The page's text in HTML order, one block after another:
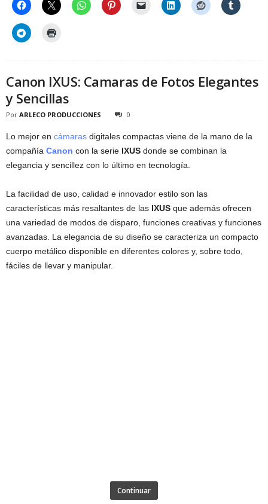
Canon IXUS: Camaras de Fotos Elegantes
y Sencillas
Por ARLECO PRODUCCIONES 0
Lo mejor en cámaras digitales compactas viene de la mano de la
compañía Canon con la serie IXUS donde se combinan la
elegancia y sencillez con lo último en tecnología.
La facilidad de uso, calidad e innovador estilo son las
características más resaltantes de las IXUS que además ofrecen
una variedad de modos de disparo, funciones creativas y funciones
avanzadas. La elegancia de su diseño se caracteriza un compacto
cuerpo metálico disponible en diferentes colores y, sobre todo,
fáciles de llevar y manipular.
Continuar